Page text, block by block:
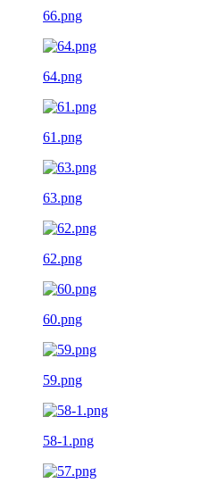
66.png
64.png
61.png
63.png
62.png
60.png
59.png
58-1.png